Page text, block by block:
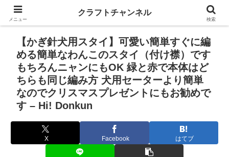
【かぎ針犬用スタイ】可愛い簡単すぐに編
める簡単なわんこのスタイ（付け襟）です
もちろんニャンにもOK 緑と赤で本体はど
ちらも同じ編み方 犬用セーターより簡単
なのでクリスマスプレゼントにもお勧めで
す – Hi! Donkun
X Facebook はてブ
メニュー
クラフトチャンネル
検索